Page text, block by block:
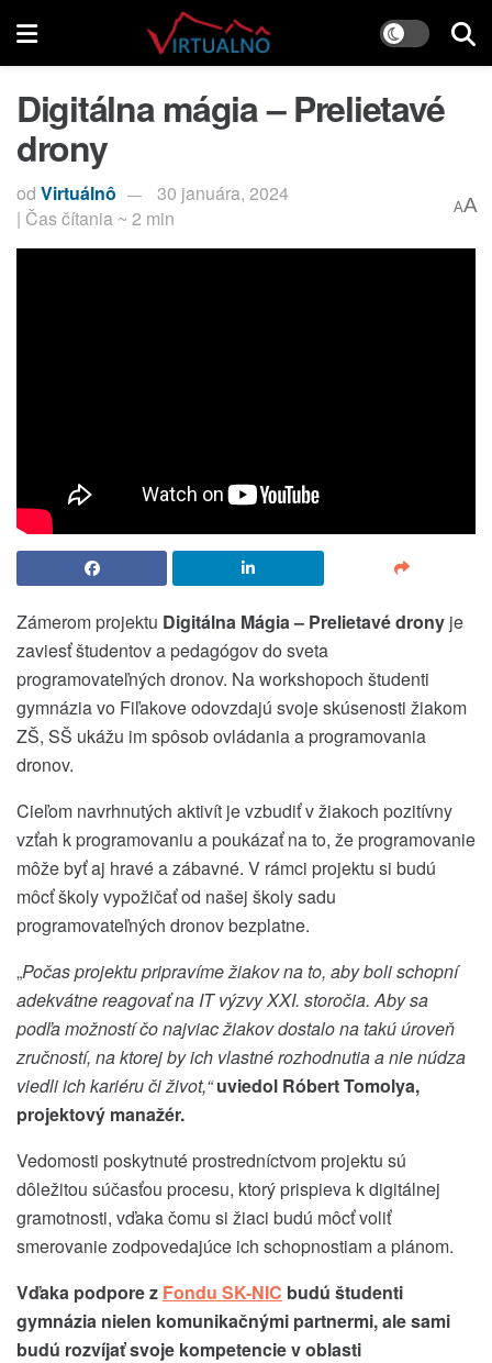
Digitálna mágia – Prelietavé
drony
od Virtuálnô
30 januára, 2024
| Čas čítania ~ 2 min
AA
Zámerom projektu Digitálna Mágia – Prelietavé drony je
zaviesť študentov a pedagógov do sveta
programovateľných dronov. Na workshopoch študenti
gymnázia vo Fiľakove odovzdajú svoje skúsenosti žiakom
ZŠ, SŠ ukážu im spôsob ovládania a programovania
dronov.
Cieľom navrhnutých aktivít je vzbudiť v žiakoch pozitívny
vzťah k programovaniu a poukázať na to, že programovanie
môže byť aj hravé a zábavné. V rámci projektu si budú
môcť školy vypožičať od našej školy sadu
programovateľných dronov bezplatne.
„Počas projektu pripravíme žiakov na to, aby boli schopní
adekvátne reagovať na IT výzvy XXI. storočia. Aby sa
podľa možností čo najviac žiakov dostalo na takú úroveň
zručností, na ktorej by ich vlastné rozhodnutia a nie núdza
viedli ich kariéru či život,“uviedol Róbert Tomolya,
projektový manažér.
Vedomosti poskytnuté prostredníctvom projektu sú
dôležitou súčasťou procesu, ktorý prispieva k digitálnej
gramotnosti, vďaka čomu si žiaci budú môcť voliť
smerovanie zodpovedajúce ich schopnostiam a plánom.
Vďaka podpore z Fondu SK-NIC budú študenti
gymnázia nielen komunikačnými partnermi, ale sami
budú rozvíjať svoje kompetencie v oblasti